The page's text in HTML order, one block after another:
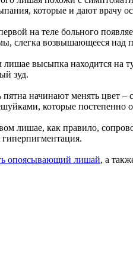
которые и дают врачу
на теле больного
слегка возвышающееся над
высыпка находится на
зуд.
начинают менять цвет
которые постепенно
лишае, как правило,
гиперпигментация.
опоясывающий лишай, а